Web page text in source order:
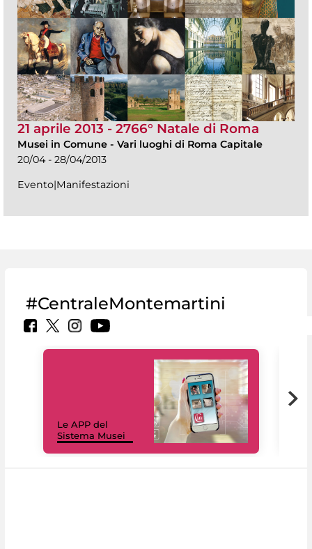
21 aprile 2013 - 2766° Natale di Roma
Musei in Comune - Vari luoghi di Roma Capitale
20/04 - 28/04/2013
Evento|Manifestazioni
#CentraleMontemartini
Le APP del
Sistema Musei